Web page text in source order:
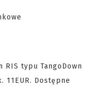
RIS typu TangoDown
Dostępne